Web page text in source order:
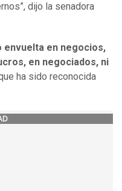
dijo la senadora
envuelta en negocios,
en negociados, ni
ha sido reconocida